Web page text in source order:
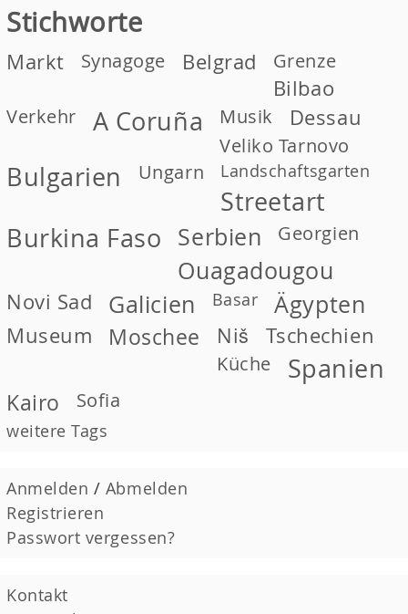
Stichworte
Markt Synagoge Belgrad Grenze
Bilbao
Verkehr A Coruña Musik Dessau
Veliko Tarnovo
Bulgarien Ungarn Landschaftsgarten
Streetart
Burkina Faso
Serbien Georgien
Ouagadougou
Novi Sad Galicien Basar Ägypten
Museum Moschee Niš Tschechien
Küche Spanien
Kairo Sofia
weitere Tags
Anmelden / Abmelden
Registrieren
Passwort vergessen?
Kontakt